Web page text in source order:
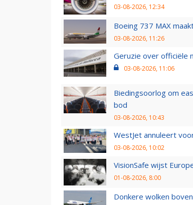
03-08-2026, 12:34
Boeing 737 MAX
03-08-2026, 11:26
Geruzie over officiële
03-08-2026, 11:06
Biedingsoorlog om
bod
03-08-2026, 10:43
WestJet annuleert
03-08-2026, 10:02
VisionSafe wijst
01-08-2026, 8:00
Donkere wolken